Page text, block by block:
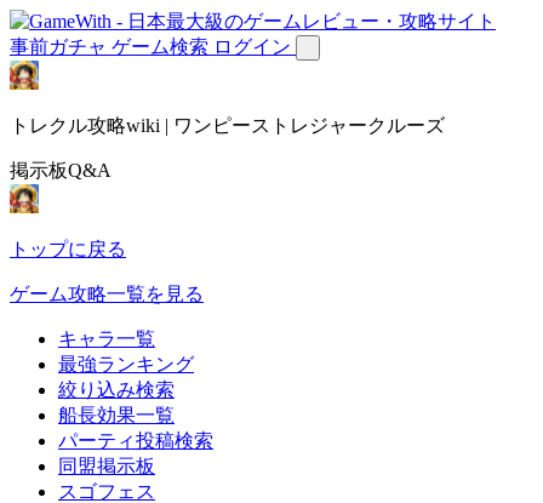
事前ガチャ ゲーム検索 ログイン
トレクル攻略wiki | ワンピーストレジャークルーズ
掲示板Q&A
トップに戻る
ゲーム攻略一覧を見る
キャラ一覧
最強ランキング
絞り込み検索
船長効果一覧
パーティ投稿検索
同盟掲示板
スゴフェス